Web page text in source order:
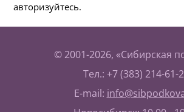
авторизуйтесь.
© 2001-2026, «Сибирская
Тел.: +7 (383) 214-61-
E-mail: